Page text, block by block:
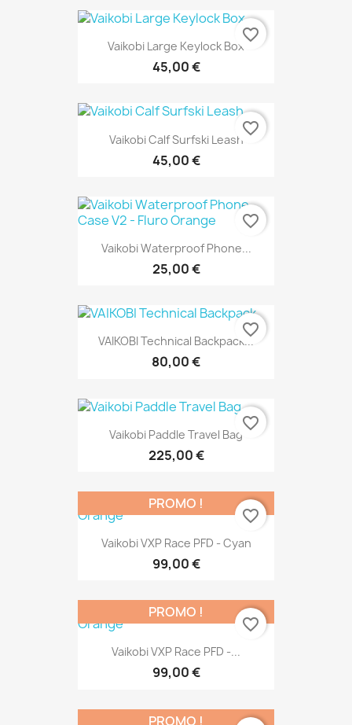
Vaikobi Large Keylock Box
45,00 €
favorite_border
Vaikobi Calf Surfski Leash
45,00 €
favorite_border
Vaikobi Waterproof Phone...
25,00 €
favorite_border
VAIKOBI Technical Backpack...
80,00 €
favorite_border
Vaikobi Paddle Travel Bag
225,00 €
favorite_border
Vaikobi VXP Race PFD - Cyan
99,00 €
PROMO !
favorite_border
Vaikobi VXP Race PFD -...
99,00 €
PROMO !
favorite_border
PROMO !